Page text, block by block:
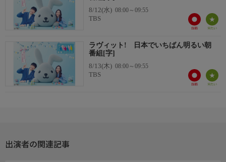
おことわり
番組の内容と放送時間は変更になる可能性があります。
8/12(水) 08:00～09:55
TBS
ラヴィット! 日本でいちばん明るい朝
番組[字]
8/13(木) 08:00～09:55
TBS
出演者の関連記事